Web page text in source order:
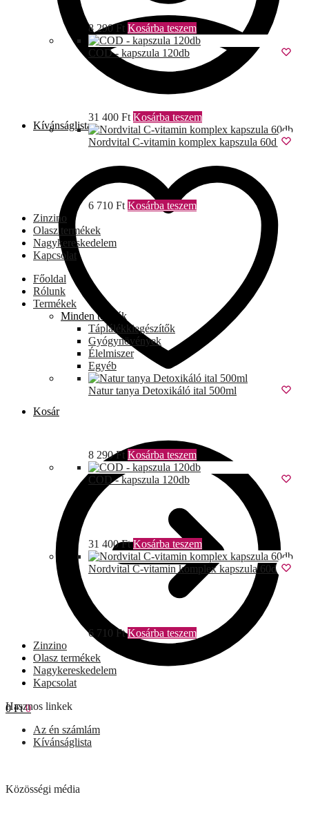
Kívánságlista
Kosár
0Ft 0
8 290Ft Kosárba teszem
COD - kapszula 120db
31 400 Ft Kosárba teszem
Nordvital C-vitamin komplex kapszula 60db
6 710 Ft Kosárba teszem
Zinzino
Olasz termékek
Nagykereskedelem
Kapcsolat
Főoldal
Rólunk
Termékek
Minden termék
Táplálékkiegészítők
Gyógynövények
Élelmiszer
Egyéb
Natur tanya Detoxikáló ital 500ml
8 290Ft Kosárba teszem
COD - kapszula 120db
31 400Ft Kosárba teszem
Nordvital C-vitamin komplex kapszula 60db
6 710 Ft Kosárba teszem
Zinzino
Olasz termékek
Nagykereskedelem
Kapcsolat
Hasznos linkek
Az én számlám
Kívánságlista
Közösségi média